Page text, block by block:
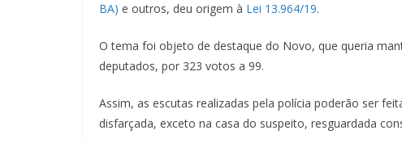
BA) e outros, deu origem à Lei 13.964/19.
O tema foi objeto de destaque do Novo, que queria
deputados, por 323 votos a 99.
Assim, as escutas realizadas pela polícia poderão ser
disfarçada, exceto na casa do suspeito, resguardada